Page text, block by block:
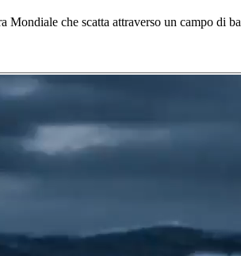
Mondiale che scatta attraverso un campo di